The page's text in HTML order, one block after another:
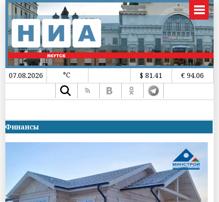
07.08.2026 °C $ 81.41 € 94.06
Финансы